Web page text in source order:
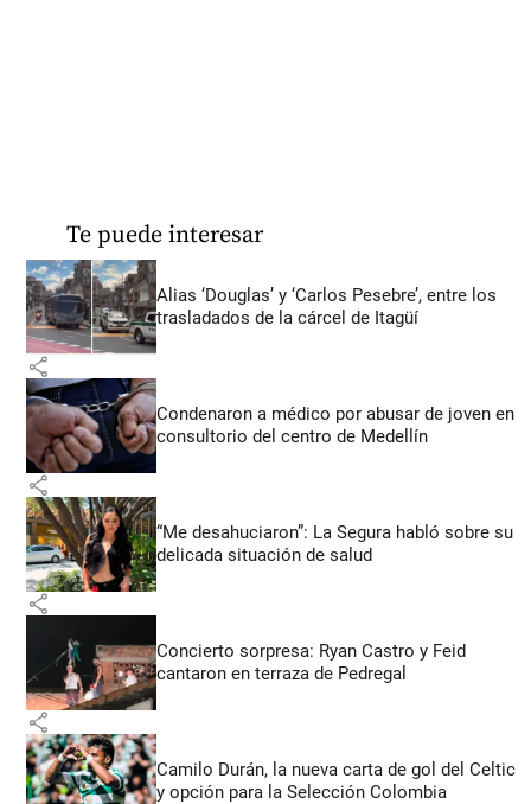
Te puede interesar
Alias ‘Douglas’ y ‘Carlos Pesebre’, entre los
trasladados de la cárcel de Itagüí
share
Condenaron a médico por abusar de joven en
consultorio del centro de Medellín
share
“Me desahuciaron”: La Segura habló sobre su
delicada situación de salud
share
Concierto sorpresa: Ryan Castro y Feid
cantaron en terraza de Pedregal
share
Camilo Durán, la nueva carta de gol del Celtic
y opción para la Selección Colombia